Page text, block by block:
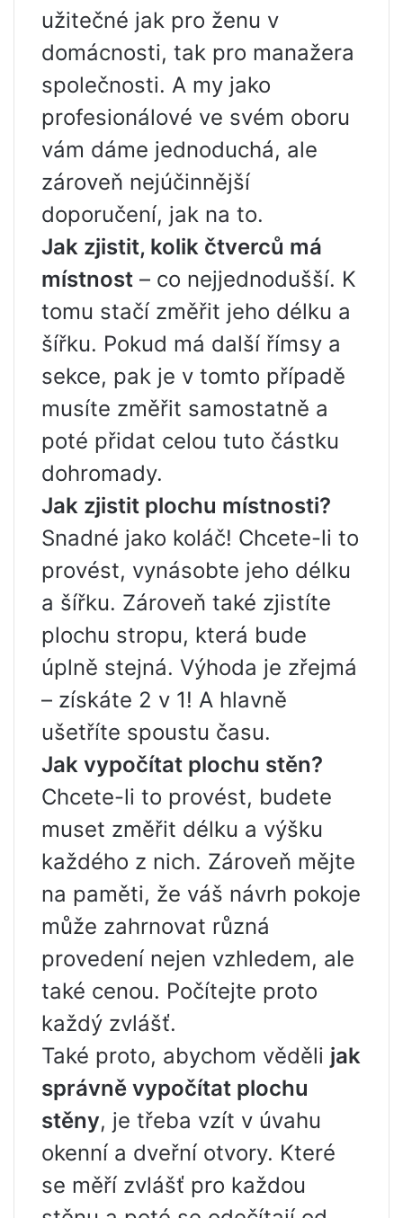
užitečné jak pro ženu v
domácnosti, tak pro manažera
společnosti. A my jako
profesionálové ve svém oboru
vám dáme jednoduchá, ale
zároveň nejúčinnější
doporučení, jak na to.
Jak zjistit, kolik čtverců má
místnost – co nejjednodušší. K
tomu stačí změřit jeho délku a
šířku. Pokud má další římsy a
sekce, pak je v tomto případě
musíte změřit samostatně a
poté přidat celou tuto částku
dohromady.
Jak zjistit plochu místnosti?
Snadné jako koláč! Chcete-li to
provést, vynásobte jeho délku
a šířku. Zároveň také zjistíte
plochu stropu, která bude
úplně stejná. Výhoda je zřejmá
– získáte 2 v 1! A hlavně
ušetříte spoustu času.
Jak vypočítat plochu stěn?
Chcete-li to provést, budete
muset změřit délku a výšku
každého z nich. Zároveň mějte
na paměti, že váš návrh pokoje
může zahrnovat různá
provedení nejen vzhledem, ale
také cenou. Počítejte proto
každý zvlášť.
Také proto, abychom věděli jak
správně vypočítat plochu
stěny, je třeba vzít v úvahu
okenní a dveřní otvory. Které
se měří zvlášť pro každou